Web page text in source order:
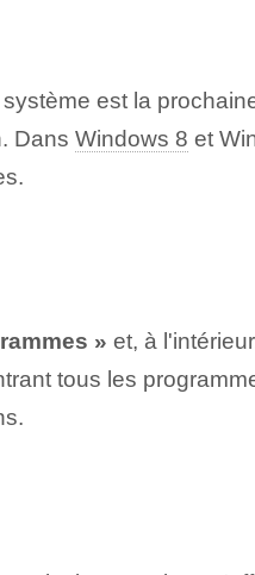
système est la
Dans Windows 8 et
» et, à
tous les